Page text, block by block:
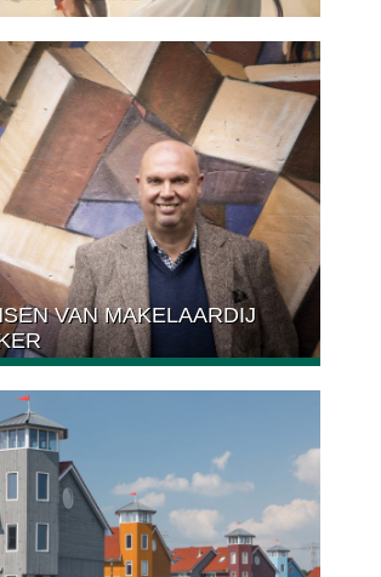
VAN MAKELAARDIJ